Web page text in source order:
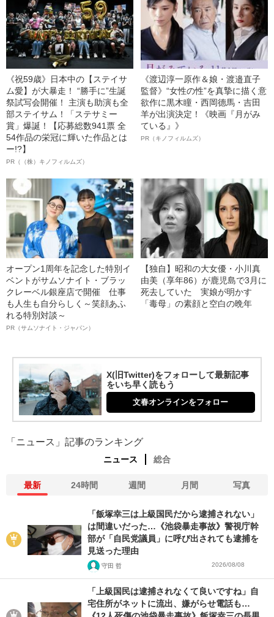
《祝59歳》日本中の【ステイサ
ム愛】が大暴走！ “勝手に”生誕
祭試写会開催！ 主演も助演も全
部ステイサム！「ステサミー
賞」爆誕！【応募総数941票 全
54作品の栄冠に輝いた作品とは
ー!?】
PR（（株）キノフィルムズ）
《渡辺淳一原作＆娘・渡邉直子
監督》“女性の性”を真摯に描く意
欲作に黒木瞳・西岡德馬・吉田
羊が出演決定！《映画『月がみ
ている』》
PR（キノフィルムズ）
オープン1周年を記念した特別イ
ベントがサムソナイト・ブラッ
クレーベル銀座店で開催 仕事
も人生も自分らしく～笑顔あふ
れる特別対談～
PR（サムソナイト・ジャパン）
【独自】昭和の大女優・小川真
由美（享年86）が鹿児島で3月に
死去していた 実娘が明かす
「毒母」の素顔と空白の晩年
X(旧Twitter)をフォローして最新記事
をいち早く読もう
文春オンラインをフォロー
「ニュース」記事のランキング
ニュース 総合
最新 24時間 週間 月間 写真
「飯塚幸三は上級国民だから逮捕されない」
は間違いだった…《池袋暴走事故》警視庁幹
部が「自民党議員」に呼び出されても逮捕を
見送った理由
守田 哲 2026/08/08
「上級国民は逮捕されなくて良いですね」自
宅住所がネットに流出、嫌がらせ電話も…